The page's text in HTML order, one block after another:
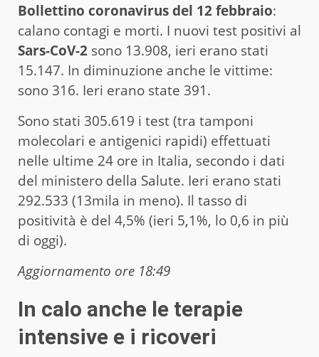
Bollettino coronavirus del 12 febbraio:
calano contagi e morti. I nuovi test positivi al
Sars-CoV-2 sono 13.908, ieri erano stati
15.147. In diminuzione anche le vittime:
sono 316. Ieri erano state 391.
Sono stati 305.619 i test (tra tamponi
molecolari e antigenici rapidi) effettuati
nelle ultime 24 ore in Italia, secondo i dati
del ministero della Salute. Ieri erano stati
292.533 (13mila in meno). Il tasso di
positività è del 4,5% (ieri 5,1%, lo 0,6 in più
di oggi).
Aggiornamento ore 18:49
In calo anche le terapie
intensive e i ricoveri